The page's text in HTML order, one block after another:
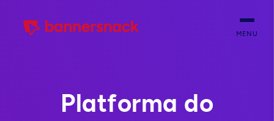
MENU
Platforma do